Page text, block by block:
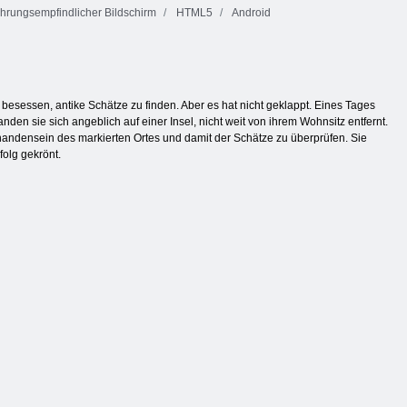
Bildschirm HTML5 Android
antike Schätze zu finden. Aber es hat nicht geklappt. Eines Tages
sie sich angeblich auf einer Insel, nicht weit von ihrem Wohnsitz entfernt.
des markierten Ortes und damit der Schätze zu überprüfen. Sie
gekrönt.